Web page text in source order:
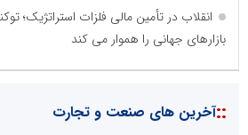
انقلاب در تأمین مالی فلزات استراتژیک؛
بازارهای جهانی را هموار می کند
::آخرین های صنعت و تجارت